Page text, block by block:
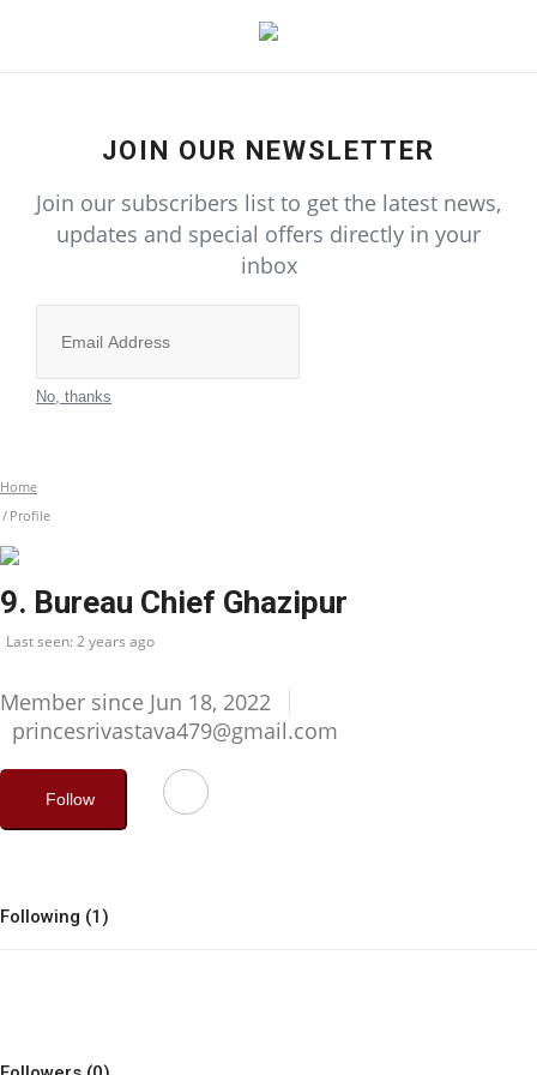
राज्य-शहर
उत्तर प्रदेश
गुजरात
हिमाचल प्रदेश
राजनीति
अपराध
मनोरंजन
JOIN OUR NEWSLETTER
Join our subscribers list to get the latest news,
updates and special offers directly in your
inbox
No, thanks
Home
Profile
9. Bureau Chief Ghazipur
Last seen: 2 years ago
Member since Jun 18, 2022
princesrivastava479@gmail.com
Follow
Following (1)